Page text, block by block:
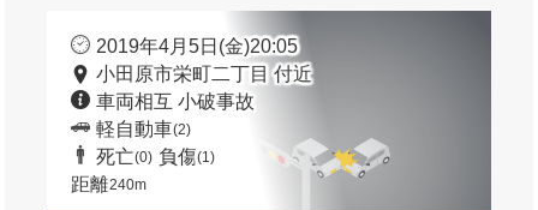
2019年4月5日(金)20:05
小田原市栄町二丁目 付近
車両相互 小破事故
軽自動車(2)
死亡(0) 負傷(1)
距離240m